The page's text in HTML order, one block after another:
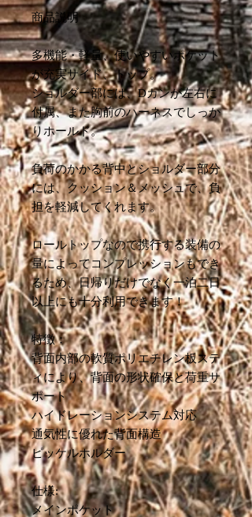
商品説明
多機能・軽量、使いやすいポケット
が充実サイド、トップ。
ショルダー部には、Dカンが左右に
付属、また胸前のハーネスでしっか
りホールド。
負荷のかかる背中とショルダー部分
には、クッション＆メッシュで、負
担を軽減してくれます。
ロールトップなので携行する装備の
量によってコンプレッションもでき
るため、日帰りだけでなく一泊二日
以上にも十分利用できます！
特徴：
背面内部の軟質ポリエチレン板ステ
ィにより、背面の形状確保と荷重サ
ポート
ハイドレーションシステム対応
通気性に優れた背面構造
ピッケルホルダー
仕様:
メインポケット